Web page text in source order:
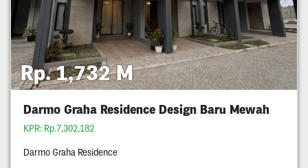
Rp. 1,732 M
Darmo Graha Residence Design Baru Mewah
KPR: Rp.7,302,182
Darmo Graha Residence